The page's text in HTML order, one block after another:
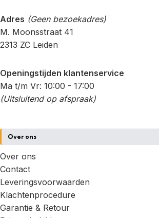
Adres (Geen bezoekadres)
M. Moonsstraat 41
2313 ZC Leiden
Openingstijden klantenservice
Ma t/m Vr: 10:00 - 17:00
(Uitsluitend op afspraak)
Over ons
Over ons
Contact
Leveringsvoorwaarden
Klachtenprocedure
Garantie & Retour